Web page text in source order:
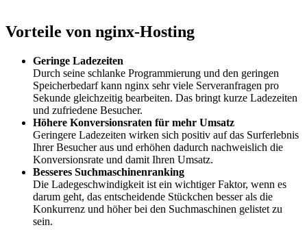
Vorteile von nginx-Hosting
Geringe Ladezeiten
Durch seine schlanke Programmierung und den geringen
Speicherbedarf kann nginx sehr viele Serveranfragen pro
Sekunde gleichzeitig bearbeiten. Das bringt kurze Ladezeiten
und zufriedene Besucher.
Höhere Konversionsraten für mehr Umsatz
Geringere Ladezeiten wirken sich positiv auf das Surferlebnis
Ihrer Besucher aus und erhöhen dadurch nachweislich die
Konversionsrate und damit Ihren Umsatz.
Besseres Suchmaschinenranking
Die Ladegeschwindigkeit ist ein wichtiger Faktor, wenn es
darum geht, das entscheidende Stückchen besser als die
Konkurrenz und höher bei den Suchmaschinen gelistet zu
sein.